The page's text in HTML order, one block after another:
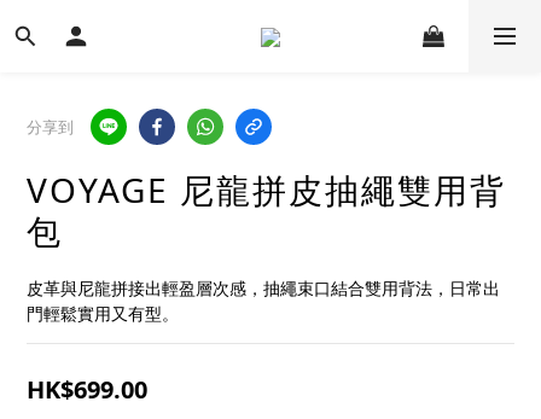
分享到
VOYAGE 尼龍拼皮抽繩雙用背
包
皮革與尼龍拼接出輕盈層次感，抽繩束口結合雙用背法，日常出
門輕鬆實用又有型。
HK$699.00